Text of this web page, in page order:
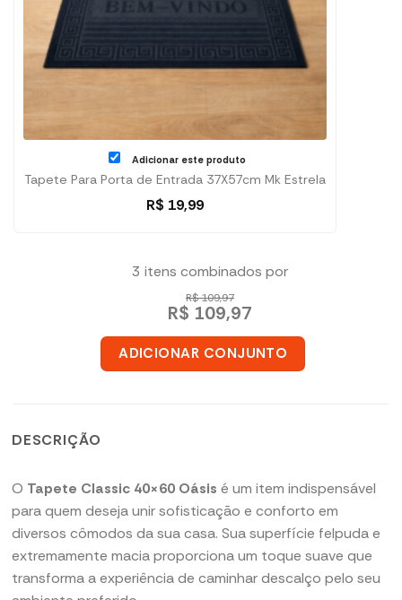
Adicionar este produto
Tapete Para Porta de Entrada 37X57cm Mk Estrela
R$ 19,99
3 itens combinados por
R$ 109,97
R$ 109,97
ADICIONAR CONJUNTO
DESCRIÇÃO
O Tapete Classic 40×60 Oásis é um item indispensável
para quem deseja unir sofisticação e conforto em
diversos cômodos da sua casa. Sua superfície felpuda e
extremamente macia proporciona um toque suave que
transforma a experiência de caminhar descalço pelo seu